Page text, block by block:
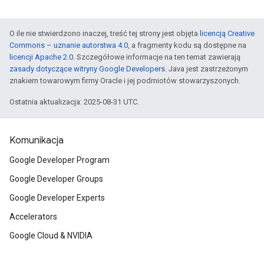
O ile nie stwierdzono inaczej, treść tej strony jest objęta licencją Creative
Commons – uznanie autorstwa 4.0, a fragmenty kodu są dostępne na
licencji Apache 2.0. Szczegółowe informacje na ten temat zawierają
zasady dotyczące witryny Google Developers. Java jest zastrzeżonym
znakiem towarowym firmy Oracle i jej podmiotów stowarzyszonych.
Ostatnia aktualizacja: 2025-08-31 UTC.
Komunikacja
Google Developer Program
Google Developer Groups
Google Developer Experts
Accelerators
Google Cloud & NVIDIA